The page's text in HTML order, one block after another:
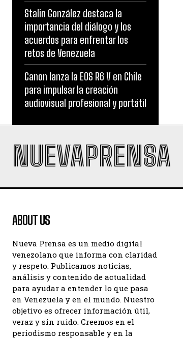
Stalin González destaca la
importancia del diálogo y los
acuerdos para enfrentar los
retos de Venezuela
Canon lanza la EOS R6 V en Chile
para impulsar la creación
audiovisual profesional y portátil
NUEVAPRENSA
ABOUT US
Nueva Prensa es un medio digital
venezolano que informa con claridad
y respeto. Publicamos noticias,
análisis y contenido de actualidad
para ayudar a entender lo que pasa
en Venezuela y en el mundo. Nuestro
objetivo es ofrecer información útil,
veraz y sin ruido. Creemos en el
periodismo responsable y en la